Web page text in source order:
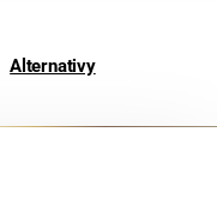
Alternativy